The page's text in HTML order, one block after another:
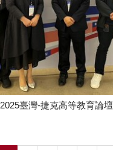
2025臺灣-捷克高等教育論壇